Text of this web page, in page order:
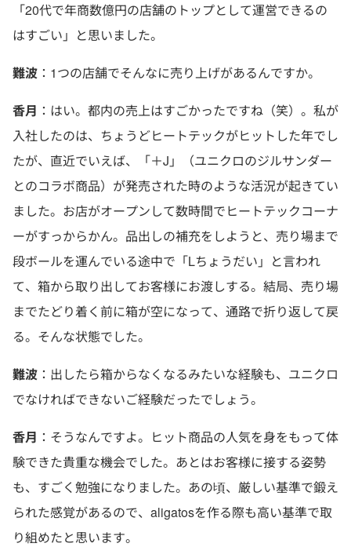
「20代で年商数億円の店舗のトップとして運営できるの
はすごい」と思いました。
難波 ：1つの店舗でそんなに売り上げがあるんですか。
香月 ：はい。都内の売上はすごかったですね（笑）。私が
入社したのは、ちょうどヒートテックがヒットした年でし
たが、直近でいえば、「＋J」（ユニクロのジルサンダー
とのコラボ商品）が発売された時のような活況が起きてい
ました。お店がオープンして数時間でヒートテックコーナ
ーがすっからかん。品出しの補充をしようと、売り場まで
段ボールを運んでいる途中で「Lちょうだい」と言われ
て、箱から取り出してお客様にお渡しする。結局、売り場
までたどり着く前に箱が空になって、通路で折り返して戻
る。そんな状態でした。
難波 ：出したら箱からなくなるみたいな経験も、ユニクロ
でなければできないご経験だったでしょう。
香月 ：そうなんですよ。ヒット商品の人気を身をもって体
験できた貴重な機会でした。あとはお客様に接する姿勢
も、すごく勉強になりました。あの頃、厳しい基準で鍛え
られた感覚があるので、aligatosを作る際も高い基準で取
り組めたと思います。